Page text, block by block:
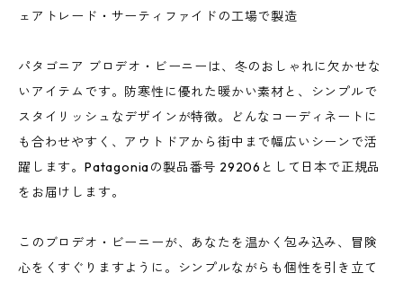
ェアトレード・サーティファイドの工場で製造
パタゴニア ブロデオ・ビーニーは、冬のおしゃれに欠かせな
いアイテムです。防寒性に優れた暖かい素材と、シンプルで
スタイリッシュなデザインが特徴。どんなコーディネートに
も合わせやすく、アウトドアから街中まで幅広いシーンで活
躍します。Patagoniaの製品番号 29206として日本で正規品
をお届けします。
このブロデオ・ビーニーが、あなたを温かく包み込み、冒険
心をくすぐりますように。シンプルながらも個性を引き立て